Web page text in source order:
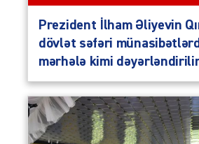
Prezident İlham Əliyevin
dövlət səfəri
mərhələ kimi